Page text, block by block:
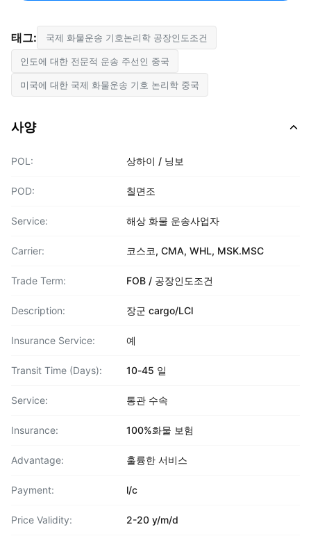
태그: 국제 화물운송 기호논리학 공장인도조건
인도에 대한 전문적 운송 주선인 중국
미국에 대한 국제 화물운송 기호 논리학 중국
사양
POL: 상하이 / 닝보
POD: 칠면조
Service: 해상 화물 운송사업자
Carrier: 코스코, CMA, WHL, MSK.MSC
Trade Term: FOB / 공장인도조건
Description: 장군 cargo/LCl
Insurance Service: 예
Transit Time (Days): 10-45 일
Service: 통관 수속
Insurance: 100%화물 보험
Advantage: 훌륭한 서비스
Payment: l/c
Price Validity: 2-20 y/m/d